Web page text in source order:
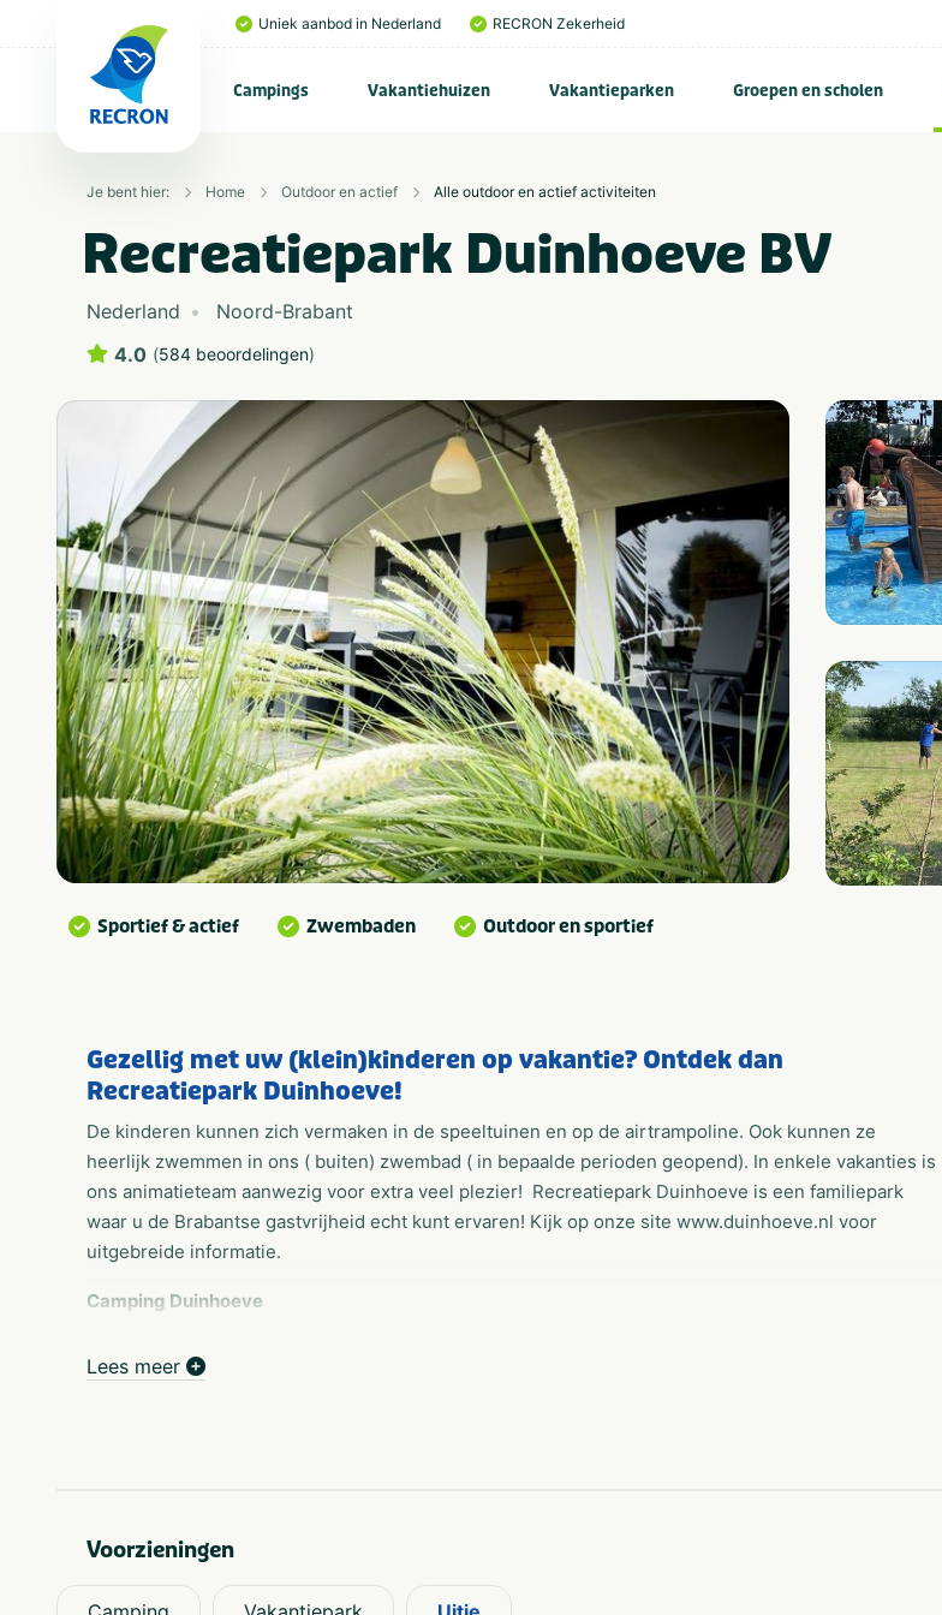
Uniek aanbod in Nederland RECRON Zekerheid
Campings Vakantiehuizen Vakantieparken Groepen en scholen
Je bent hier: Home Outdoor en actief Alle outdoor en actief activiteiten
Recreatiepark Duinhoeve BV
Nederland
Noord-Brabant
4.0 (584 beoordelingen)
Sportief & actief Zwembaden Outdoor en sportief
Gezellig met uw (klein)kinderen op vakantie? Ontdek dan
Recreatiepark Duinhoeve!
De kinderen kunnen zich vermaken in de speeltuinen en op de airtrampoline. Ook kunnen ze
heerlijk zwemmen in ons ( buiten) zwembad ( in bepaalde perioden geopend). In enkele vakanties is
ons animatieteam aanwezig voor extra veel plezier! Recreatiepark Duinhoeve is een familiepark
waar u de Brabantse gastvrijheid echt kunt ervaren! Kijk op onze site www.duinhoeve.nl voor
uitgebreide informatie.
Camping Duinhoeve
feestje en geschikt voor de hele familie. Jong of oud, met of zonder huisdieren. Bovendien kunt u
Verblijven in rust, ruimte en natuur, dat vindt u bij Recreatiepark Duinhoeve. Heerlijk wakker worden
naast de bossen in Brabant en per fiets of wandelend de omgeving ontdekken. Ons park is ideaal
Lees meer
Voorzieningen